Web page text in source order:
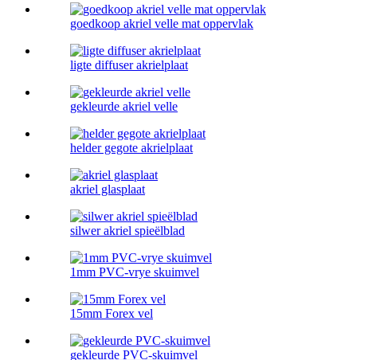
goedkoop akriel velle mat oppervlak
ligte diffuser akrielplaat
gekleurde akriel velle
helder gegote akrielplaat
akriel glasplaat
silwer akriel spieëlblad
1mm PVC-vrye skuimvel
15mm Forex vel
gekleurde PVC-skuimvel